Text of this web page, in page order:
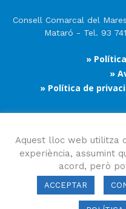
Consell Comarcal del
Mataró - Tel. 93
»
»
» Política de
Aquest lloc web utilitza
experiència, assumint
acord, però
ACCEPTAR